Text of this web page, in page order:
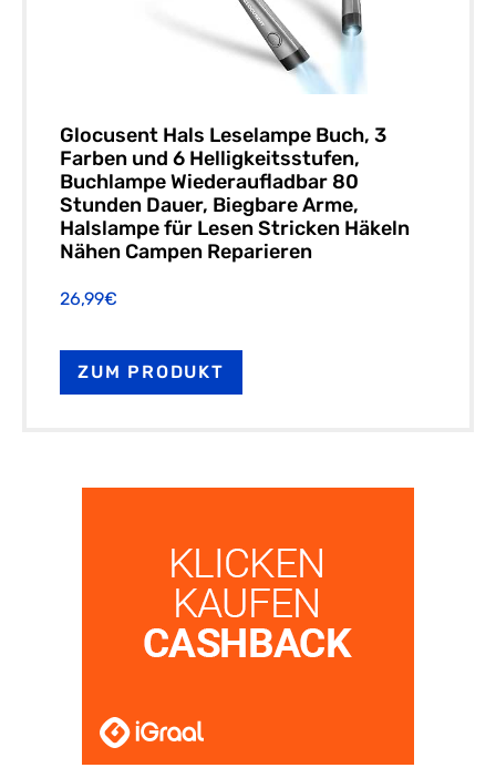
Glocusent Hals Leselampe Buch, 3
Farben und 6 Helligkeitsstufen,
Buchlampe Wiederaufladbar 80
Stunden Dauer, Biegbare Arme,
Halslampe für Lesen Stricken Häkeln
Nähen Campen Reparieren
26,99€
ZUM PRODUKT